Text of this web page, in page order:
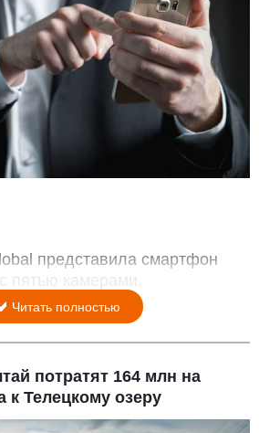
представила смартфон
пятью камерами.
Читать полностью
потратят 164 млн на
к Телецкому озеру